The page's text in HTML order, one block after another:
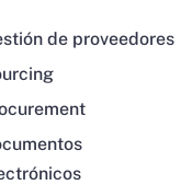
de proveedores